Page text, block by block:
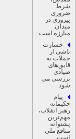
شرط
ضروری
پیروزی در
میدان
مبارزه است
خسارت
ناشی از
حملات به
قایق‌های
صیادی
بررسی می
شود
پیام
حکیمانه
رهبر انقلاب،
مهم‌ترین
پشتوانه
منافع ملی
است